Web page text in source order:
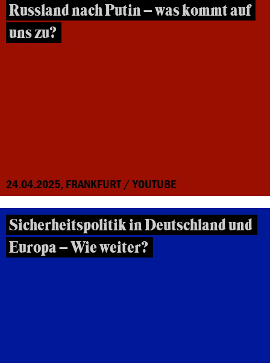
Russland nach Putin – was kommt auf
uns zu?
24.04.2025, FRANKFURT / YOUTUBE
Sicherheitspolitik in Deutschland und
Europa – Wie weiter?